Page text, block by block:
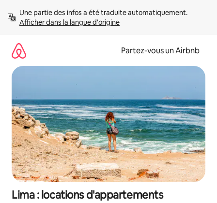
directement
Afficher dans la langue d'origine
Partez-vous un Airbnb
Lima : locations d'appartements